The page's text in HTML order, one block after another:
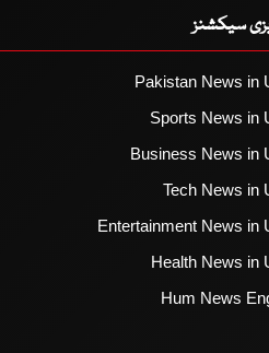
سیکشنز
Pakistan News in
Sports News in
Business News in
Tech News in
Entertainment News in
Health News in
Hum News